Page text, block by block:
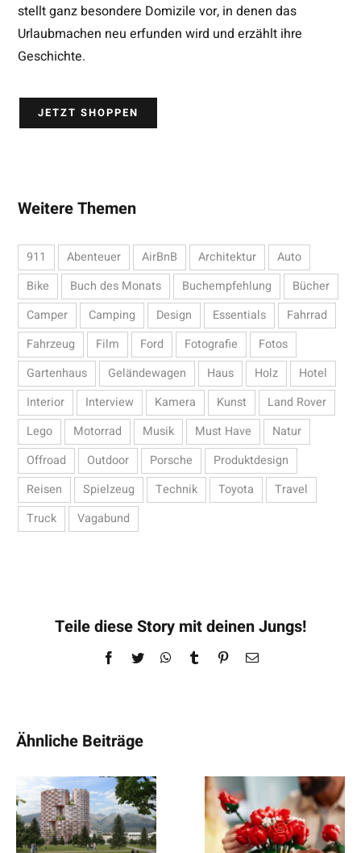
stellt ganz besondere Domizile vor, in denen das
Urlaubmachen neu erfunden wird und erzählt ihre
Geschichte.
JETZT SHOPPEN
Weitere Themen
911 Abenteuer AirBnB Architektur
Auto
Bike
Buch des Monats Buchempfehlung
Bücher
Camper
Camping Design Essentials
Fahrrad
Fahrzeug
Film Ford Fotografie
Fotos
Gartenhaus
Geländewagen Haus Holz
Hotel
Interior
Interview Kamera Kunst
Land Rover
Lego
Motorrad Musik Must Have
Natur
Offroad
Outdoor Porsche
Produktdesign
Reisen
Spielzeug Technik Toyota
Travel
Truck
Vagabund
Teile diese Story mit deinen Jungs!
Facebook
Twitter WhatsApp
Tumblr Pinterest
E-
Ähnliche Beiträge